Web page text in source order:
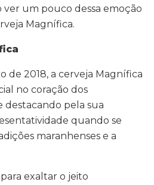
ver um pouco dessa emoção
Magnífica.
de 2018, a cerveja Magnífica
no coração dos
destacando pela sua
quando se
maranhenses e a
exaltar o jeito